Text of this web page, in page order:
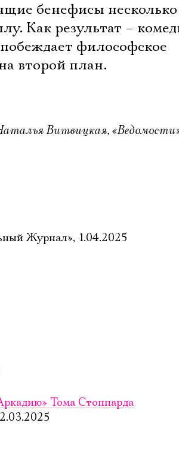
бенефисы несколько
Как результат –
философское
второй план.
Витвицкая,
Журнал», 1.04.2025
Тома Стоппарда